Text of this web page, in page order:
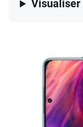
Visualiser